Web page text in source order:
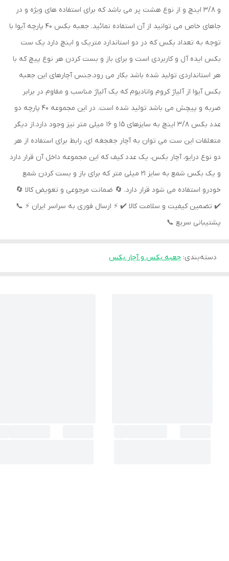
و ۳/۸ اینچ و از نوع هشت پر می باشد که برای استفاده های ویژه و در
جاهای خاص می توانید از آن استفاده نمائید. جعبه بکس ۴۰ پارچه آیوا با
توجه به تعداد بکس که در دو استاندارد متریک و اینچ دارد یک ست
بکس ایده آل و کاربردی است و برای باز و بست کردن هر نوع پیچ که با
هر استانداردی تولید شده باشد بکار می رود.جنس آچارهای این جعبه
بکس آیوا از آلیاژ کروم وانادیوم که یک آلیاژ مناسب و مقاوم در برابر
ضربه و پیچش می باشد تولید شده است. در این مجموعه ۴۰ پارچه دو
عدد بکس ۳/۸ اینچ به سایزهای ۱۵ و ۱۶ میلی متر نیز وجود دارد.از دیگر
متعلقات این ست می توان به آچار جغجغه ای، رابط برای استفاده از هر
دو نوع درایو، آچار بکس، یک عدد کیف که این مجموعه داخل آن قرار دارد
و یک بکس شمع به سایز ۲۱ میلی متر که برای باز و بست کردن شمع
خودرو استفاده می شود قرار دارد. 🔄 ضمانت مرجوعی و تعویض کالا 🔄
✔️ تضمین کیفیت و سلامت کالا ✔️ ⚡️ ارسال فوری به سراسر ایران ⚡️ 📞
پشتیبانی سریع 📞
دسته‌بندی: جعبه بکس و آچار بکس